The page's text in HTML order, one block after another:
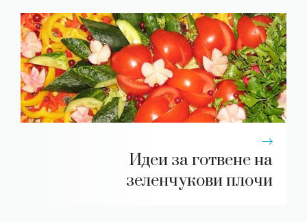
Идеи за готвене на
зеленчукови плочи